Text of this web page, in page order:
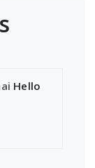
Hello